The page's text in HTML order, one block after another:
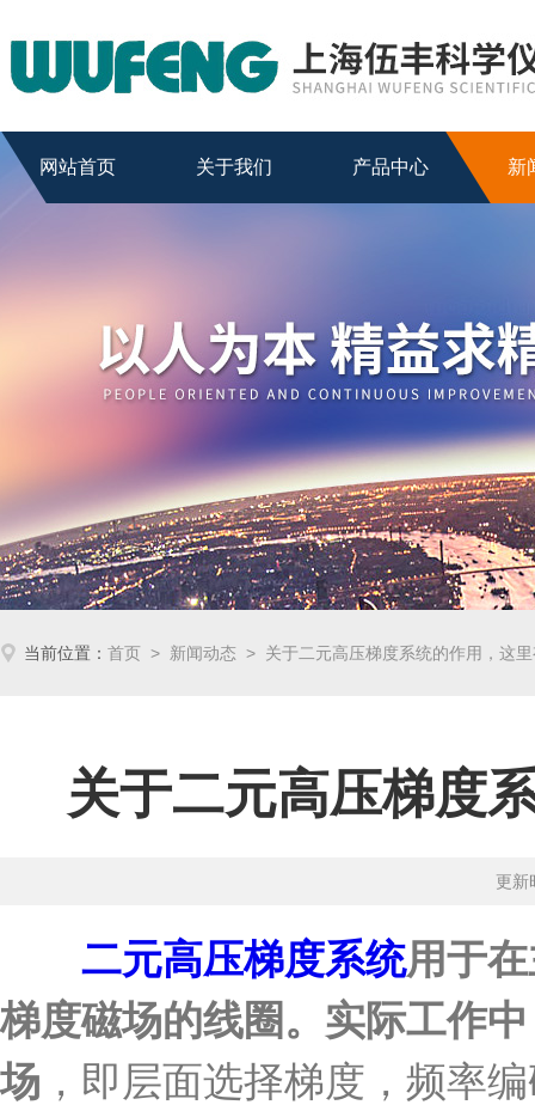
网站首页 关于我们 产品中心 新
当前位置：首页 > 新闻动态 > 关于二元高压梯度系统的作用，这
关于二元高压梯度
更
二元高压梯度系统用于
梯度磁场的线圈。实际工作
场 ，即层面选择梯度，频率